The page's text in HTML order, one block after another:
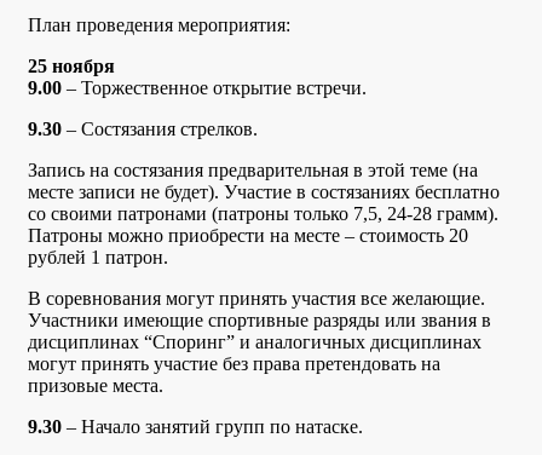
План проведения мероприятия:
25 ноября
9.00 – Торжественное открытие встречи.
9.30 – Состязания стрелков.
Запись на состязания предварительная в этой теме (на
месте записи не будет). Участие в состязаниях бесплатно
со своими патронами (патроны только 7,5, 24-28 грамм).
Патроны можно приобрести на месте – стоимость 20
рублей 1 патрон.
В соревнования могут принять участия все желающие.
Участники имеющие спортивные разряды или звания в
дисциплинах “Споринг” и аналогичных дисциплинах
могут принять участие без права претендовать на
призовые места.
9.30 – Начало занятий групп по натаске.